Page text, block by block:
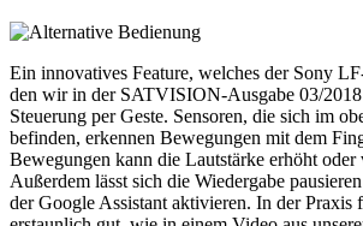
Ein innovatives Feature, welches der Sony
den wir in der SATVISION-Ausgabe 03/2018
Steuerung per Geste. Sensoren, die sich im
befinden, erkennen Bewegungen mit dem
Bewegungen kann die Lautstärke erhöht oder
Außerdem lässt sich die Wiedergabe
der Google Assistant aktivieren. In der Praxis